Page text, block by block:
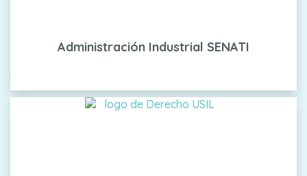
Administración Industrial SENATI